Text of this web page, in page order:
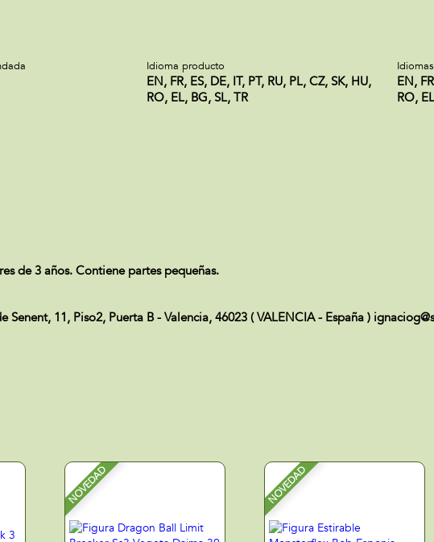
Idioma producto
EN, FR, ES, DE, IT, PT, RU, PL, CZ, SK, HU,
RO, EL, BG, SL, TR
EN,
RO,
de 3 años. Contiene partes pequeñas.
11, Piso2, Puerta B - Valencia, 46023 ( VALENCIA - España )
NOVEDAD NOVEDAD